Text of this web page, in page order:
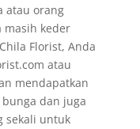
atau orang
masih keder
Florist, Anda
atau
mendapatkan
dan juga
sekali untuk